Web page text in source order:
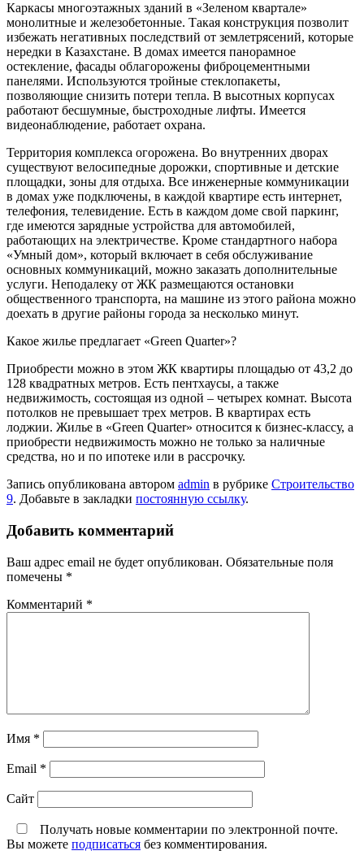
Каркасы многоэтажных зданий в «Зеленом квартале»
монолитные и железобетонные. Такая конструкция позволит
избежать негативных последствий от землетрясений, которые
нередки в Казахстане. В домах имеется панорамное
остекление, фасады облагорожены фиброцементными
панелями. Используются тройные стеклопакеты,
позволяющие снизить потери тепла. В высотных корпусах
работают бесшумные, быстроходные лифты. Имеется
видеонаблюдение, работает охрана.
Территория комплекса огорожена. Во внутренних дворах
существуют велосипедные дорожки, спортивные и детские
площадки, зоны для отдыха. Все инженерные коммуникации
в домах уже подключены, в каждой квартире есть интернет,
телефония, телевидение. Есть в каждом доме свой паркинг,
где имеются зарядные устройства для автомобилей,
работающих на электричестве. Кроме стандартного набора
«Умный дом», который включает в себя обслуживание
основных коммуникаций, можно заказать дополнительные
услуги. Неподалеку от ЖК размещаются остановки
общественного транспорта, на машине из этого района можно
доехать в другие районы города за несколько минут.
Какое жилье предлагает «Green Quarter»?
Приобрести можно в этом ЖК квартиры площадью от 43,2 до
128 квадратных метров. Есть пентхаусы, а также
недвижимость, состоящая из одной – четырех комнат. Высота
потолков не превышает трех метров. В квартирах есть
лоджии. Жилье в «Green Quarter» относится к бизнес-классу, а
приобрести недвижимость можно не только за наличные
средства, но и по ипотеке или в рассрочку.
Запись опубликована автором admin в рубрике Строительство
9. Добавьте в закладки постоянную ссылку.
Добавить комментарий
Ваш адрес email не будет опубликован. Обязательные поля
помечены *
Комментарий *
Имя *
Email *
Сайт
Получать новые комментарии по электронной почте.
Вы можете подписаться без комментирования.